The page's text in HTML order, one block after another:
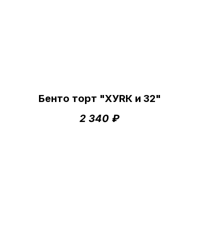
Бенто торт "ХУRК и 32"
2 340 ₽